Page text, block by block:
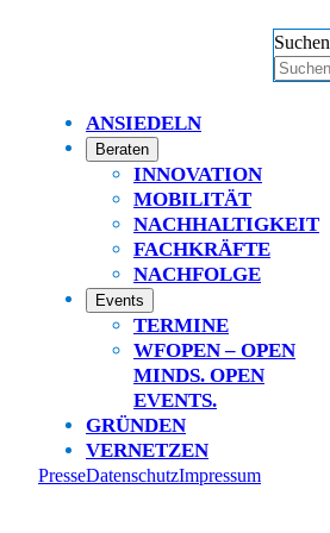
Suchen
ANSIEDELN
Beraten
INNOVATION
MOBILITÄT
NACHHALTIGKEIT
FACHKRÄFTE
NACHFOLGE
Events
TERMINE
WFOPEN – OPEN
MINDS. OPEN
EVENTS.
GRÜNDEN
VERNETZEN
PresseDatenschutzImpressum